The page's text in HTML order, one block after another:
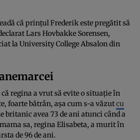
că prințul Frederik este pregătit să
Lars Hovbakke Sorensen,
la University College Absalon din
că regina a vrut să evite o situație în
foarte bătrân, așa cum s-a văzutcu
britanic avea 73 de ani atunci când a
sa, regina Elisabeta, a murit în
de 96 de ani.